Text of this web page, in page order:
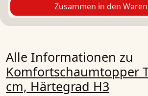
Zusammen in den
Alle Informationen zu
Komfortschaumtopper
cm, Härtegrad H3